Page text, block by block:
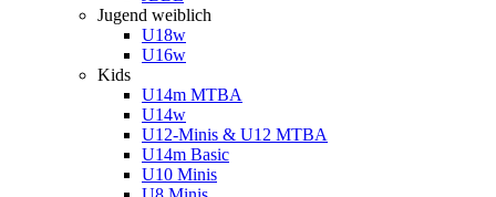
Jugend weiblich
U18w
U16w
Kids
U14m MTBA
U14w
U12-Minis & U12 MTBA
U14m Basic
U10 Minis